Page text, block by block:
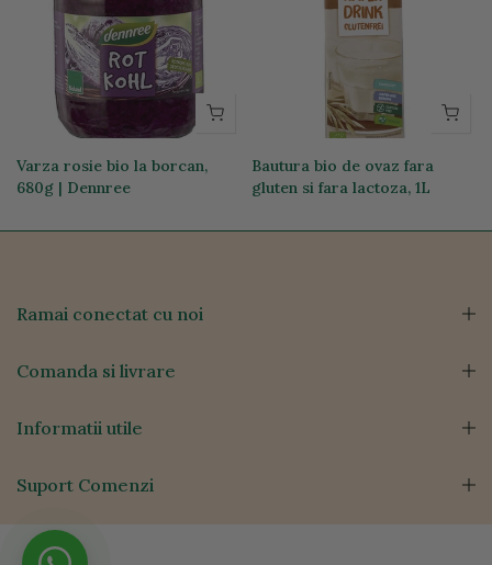
Varza rosie bio la borcan,
680g | Dennree
Bautura bio de ovaz fara
gluten si fara lactoza, 1L
Ramai conectat cu noi
Comanda si livrare
Informatii utile
Suport Comenzi